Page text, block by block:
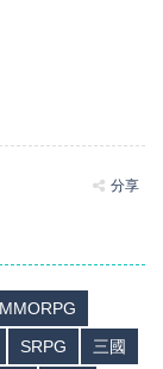
分享
MMORPG
SRPG
三國